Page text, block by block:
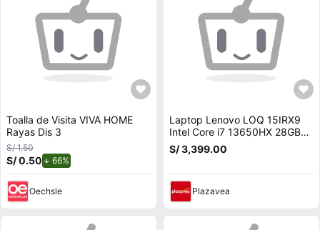
Toalla de Visita VIVA HOME
Rayas Dis 3
S/ 1.50
S/ 0.50 66%
Oechsle
Laptop Lenovo LOQ 15IRX9
Intel Core i7 13650HX 28GB
RAM 512GB SSD 6GB RTX
3050 15.6 FHD
S/ 3,399.00
Plazavea